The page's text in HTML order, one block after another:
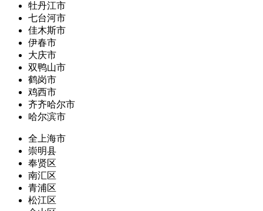
牡丹江市
七台河市
佳木斯市
伊春市
大庆市
双鸭山市
鹤岗市
鸡西市
齐齐哈尔市
哈尔滨市
全上海市
崇明县
奉贤区
南汇区
青浦区
松江区